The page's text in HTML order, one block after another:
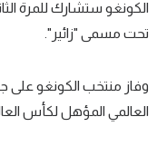
تحت مسمى "زائير".
وفاز منتخب الكونغو على
العالمي المؤهل لكأس العالم